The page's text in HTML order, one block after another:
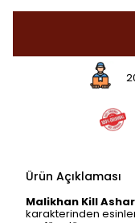
Ürün Açıklaması
Malikhan Kill
karakterinden